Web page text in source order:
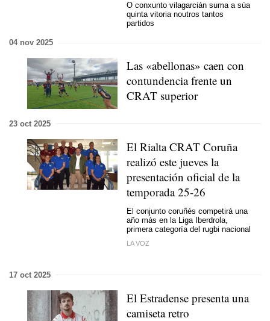
O conxunto vilagarcián suma a súa
quinta vitoria noutros tantos
partidos
04 nov 2025
Las «abellonas» caen con
contundencia frente un
CRAT superior
23 oct 2025
El Rialta CRAT Coruña
realizó este jueves la
presentación oficial de la
temporada 25-26
El conjunto coruñés competirá una
año más en la Liga Iberdrola,
primera categoría del rugbi nacional
LA VOZ
17 oct 2025
El Estradense presenta una
camiseta retro